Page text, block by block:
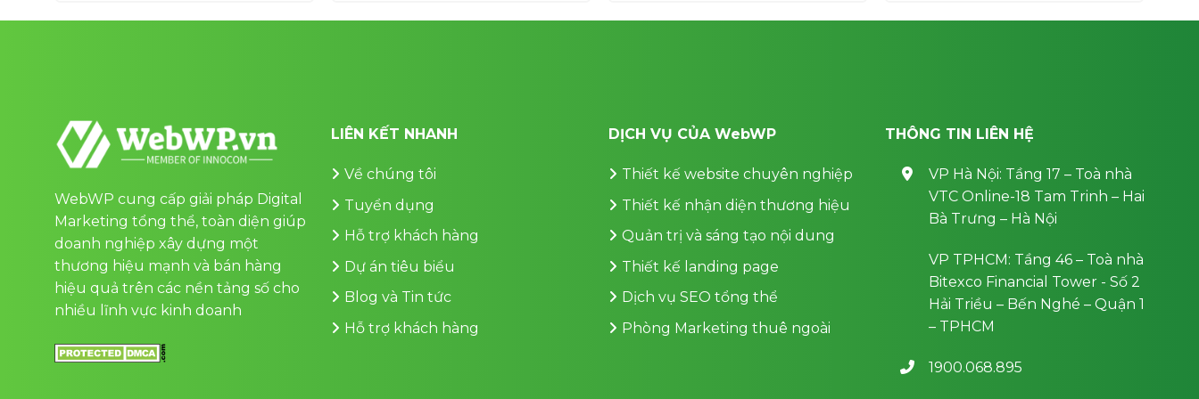
WebWP cung cấp giải pháp Digital
Marketing tổng thể, toàn diện giúp
doanh nghiệp xây dựng một
thương hiệu mạnh và bán hàng
hiệu quả trên các nền tảng số cho
nhiều lĩnh vực kinh doanh
LIÊN KẾT NHANH
Về chúng tôi
Tuyển dụng
Hỗ trợ khách hàng
Dự án tiêu biểu
Blog và Tin tức
Hỗ trợ khách hàng
DỊCH VỤ CỦA WebWP
Thiết kế website chuyên nghiệp
Thiết kế nhận diện thương hiệu
Quản trị và sáng tạo nội dung
Thiết kế landing page
Dịch vụ SEO tổng thể
Phòng Marketing thuê ngoài
THÔNG TIN LIÊN HỆ
VP Hà Nội: Tầng 17 – Toà nhà
VTC Online-18 Tam Trinh – Hai
Bà Trưng – Hà Nội
VP TPHCM: Tầng 46 – Toà nhà
Bitexco Financial Tower - Số 2
Hải Triều – Bến Nghé – Quận 1
– TPHCM
1900.068.895